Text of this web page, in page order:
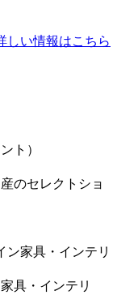
しい情報はこちら
ト）
のセレクトショ
ン家具・インテリ
具・インテリ